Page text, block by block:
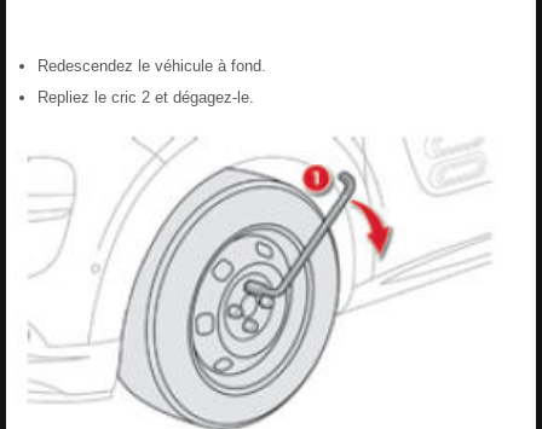
Redescendez le véhicule à fond.
Repliez le cric 2 et dégagez-le.